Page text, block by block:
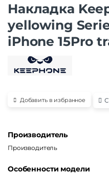
Накладка
yellowing
iPhone 15Pro
Добавить в избранное
Производитель
Производитель
Особенности модели